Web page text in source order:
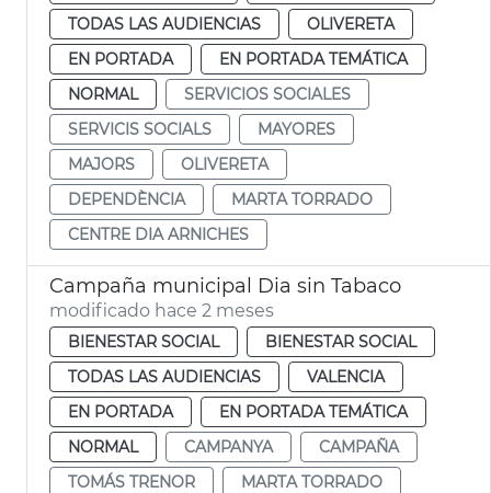
TODAS LAS AUDIENCIAS
OLIVERETA
EN PORTADA
EN PORTADA TEMÁTICA
NORMAL
SERVICIOS SOCIALES
SERVICIS SOCIALS
MAYORES
MAJORS
OLIVERETA
DEPENDÈNCIA
MARTA TORRADO
CENTRE DIA ARNICHES
Campaña municipal Dia sin Tabaco
modificado hace 2 meses
BIENESTAR SOCIAL
BIENESTAR SOCIAL
TODAS LAS AUDIENCIAS
VALENCIA
EN PORTADA
EN PORTADA TEMÁTICA
NORMAL
CAMPANYA
CAMPAÑA
TOMÁS TRENOR
MARTA TORRADO